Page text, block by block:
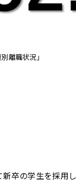
離職状況」
卒の学生を採用